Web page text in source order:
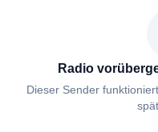
Radio
Dieser Sender